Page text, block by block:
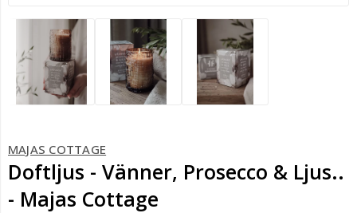
MAJAS COTTAGE
Doftljus - Vänner, Prosecco & Ljus..
- Majas Cottage